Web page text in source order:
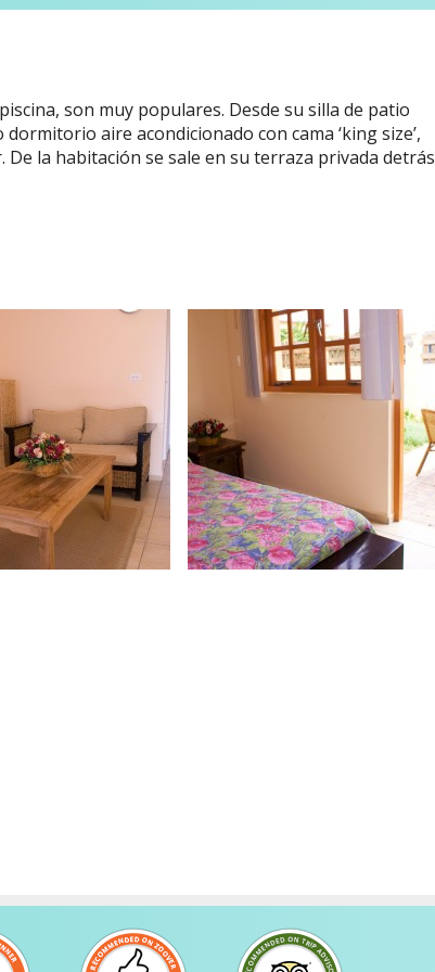
son muy populares. Desde su silla de patio
aire acondicionado con cama ‘king size’,
la habitación se sale en su terraza privada detrás